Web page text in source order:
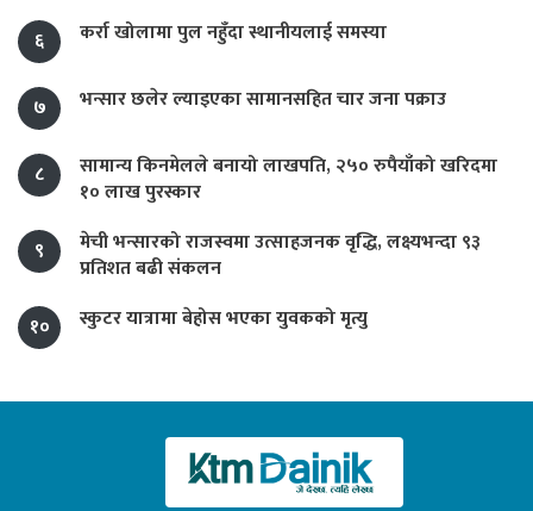
६ कर्रा खोलामा पुल नहुँदा स्थानीयलाई समस्या
७ भन्सार छलेर ल्याइएका सामानसहित चार जना पक्राउ
८
सामान्य किनमेलले बनायो लाखपति, २५० रुपैयाँको खरिदमा
१० लाख पुरस्कार
९
मेची भन्सारको राजस्वमा उत्साहजनक वृद्धि, लक्ष्यभन्दा ९३
प्रतिशत बढी संकलन
१०
स्कुटर यात्रामा बेहोस भएका युवकको मृत्यु